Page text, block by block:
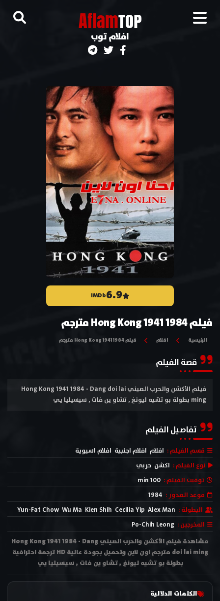
AflamTOP
افلام توب
6.9
IMDb
فيلم Hong Kong 1941 1984 مترجم
الرئيسية افلام فيلم Hong Kong 1941 1984 مترجم
قصة الفيلم
فيلم الأكشن والحرب الصيني Hong Kong 1941 1984 - Dang doi lai
ming بطولة بو تشيه ليونغ , تشاو ين فات , سيسيليا يي
تفاصيل الفيلم
قسم الفيلم : افلام افلام اجنبية افلام اسيوية
نوع الفيلم : اكشن حربي
توقيت الفيلم : 100 min
موعد الصدور : 1984
البطولة : Alex Man
Cecilia Yip
Kien Shih
Wu Ma
Yun-Fat Chow
المخرجين : Po-Chih Leong
مشاهدة فيلم الأكشن والحرب الصيني Hong Kong 1941 1984 - Dang
doi lai ming مترجم اون لاين وتحميل بجودة عالية HD ترجمة احترافية
بطولة بو تشيه ليونغ , تشاو ين فات , سيسيليا يي
الكلمات الدلالية